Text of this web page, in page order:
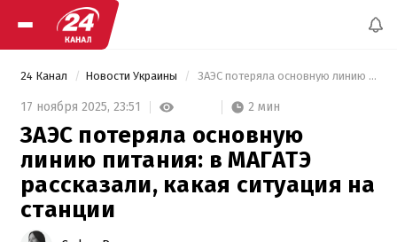
24 Канал Новости Украины ЗАЭС потеряла основную линию питания: в МАГАТЭ рассказали, какая ситуация на станции
17 ноября 2025, 23:51 2 мин
ЗАЭС потеряла основную
линию питания: в МАГАТЭ
рассказали, какая ситуация на
станции